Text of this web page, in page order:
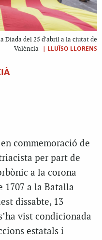
Diada del 25 d'abril a la ciutat de
València
| LLUÏSO LLORENS
commemoració de
per part de
a la corona
1707 a la Batalla
dissabte, 13
vist condicionada
estatals i